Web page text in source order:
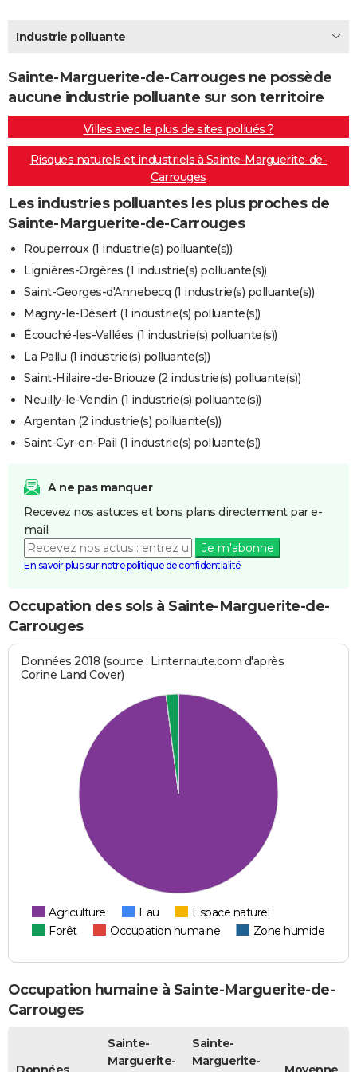
BONS PLANS
CARTE DE VOEUX
Carte de Noël
Carte Bonne année
Carte Saint-Valentin
Carte Pâques
Carte d'anniversaire
DICTIONNAIRE
S'inscrire
Se connecter
Lycées
Collèges
Primaires
Universités
Entreprises
Service militaire
Avis de recherche
AVIS DE DÉCÈS
FORUM
Bricolage
Lifestyle
Culture
SportAuto
Television
Voyage
Cinema
Industrie polluante
Sainte-Marguerite-de-Carrouges ne possède
aucune industrie polluante sur son territoire
Villes avec le plus de sites pollués ?
Risques naturels et industriels à Sainte-Marguerite-de-
Carrouges
Les industries polluantes les plus proches de
Sainte-Marguerite-de-Carrouges
Rouperroux (1 industrie(s) polluante(s))
Lignières-Orgères (1 industrie(s) polluante(s))
Saint-Georges-d'Annebecq (1 industrie(s) polluante(s))
Magny-le-Désert (1 industrie(s) polluante(s))
Écouché-les-Vallées (1 industrie(s) polluante(s))
La Pallu (1 industrie(s) polluante(s))
Saint-Hilaire-de-Briouze (2 industrie(s) polluante(s))
Neuilly-le-Vendin (1 industrie(s) polluante(s))
Argentan (2 industrie(s) polluante(s))
Saint-Cyr-en-Pail (1 industrie(s) polluante(s))
A ne pas manquer
Recevez nos astuces et bons plans directement par e-
mail.
Je m'abonne
En savoir plus sur notre politique de confidentialité
Occupation des sols à Sainte-Marguerite-de-
Carrouges
Données 2018 (source : Linternaute.com d'après
Corine Land Cover)
Agriculture Eau
Espace naturel
Forêt
Occupation humaine Zone humide
Occupation humaine à Sainte-Marguerite-de-
Carrouges
Sainte-
Marguerite-
Sainte-
Marguerite-